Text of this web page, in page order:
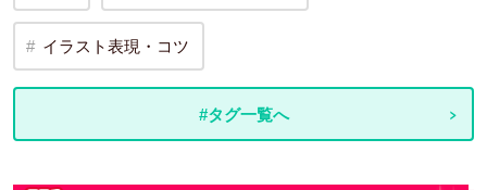
イラスト表現・コツ
#タグ一覧へ